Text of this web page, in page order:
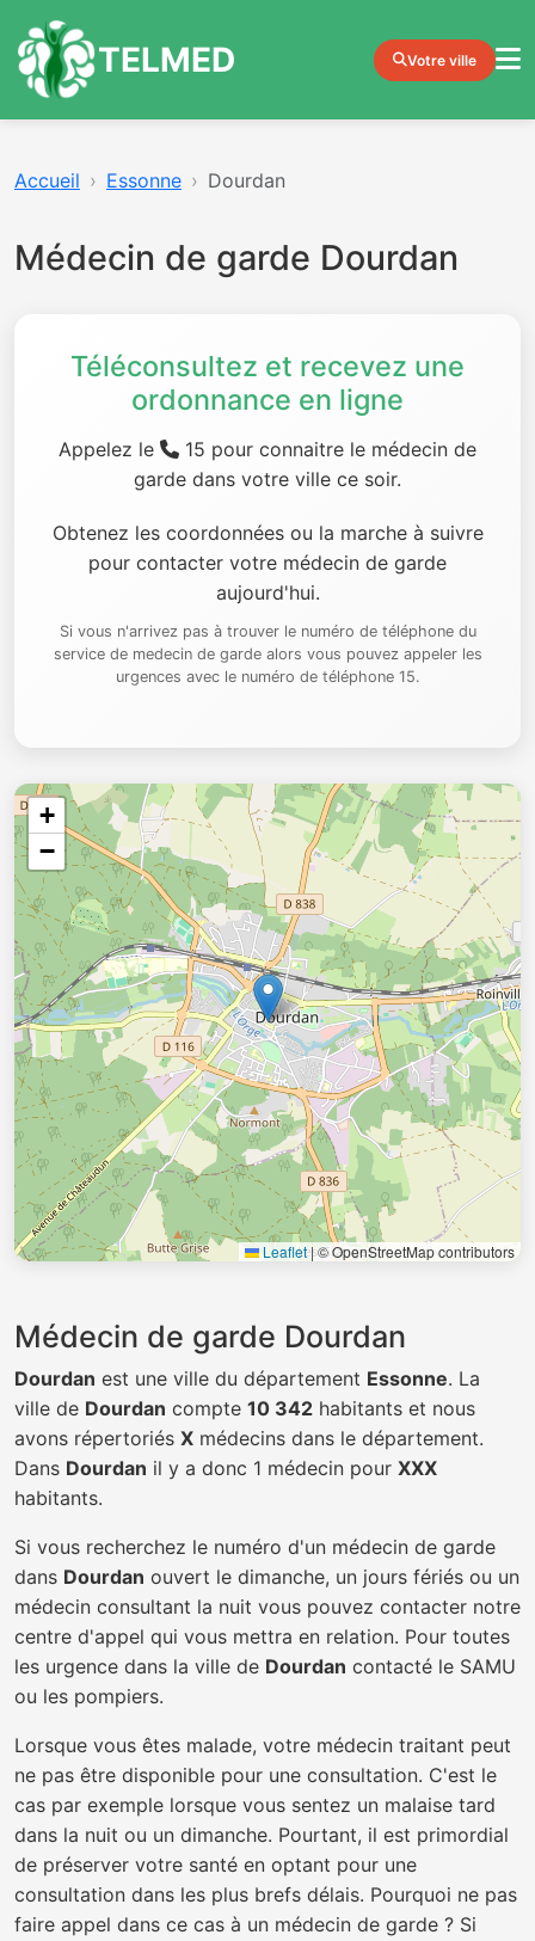
TELMED Votre ville
Accueil Essonne Dourdan
Médecin de garde Dourdan
Téléconsultez et recevez une
ordonnance en ligne
Appelez le
15 pour connaitre le médecin de
garde dans votre ville ce soir.
Obtenez les coordonnées ou la marche à suivre
pour contacter votre médecin de garde
aujourd'hui.
Si vous n'arrivez pas à trouver le numéro de téléphone du
service de medecin de garde alors vous pouvez appeler les
urgences avec le numéro de téléphone 15.
+
−
Leaflet |© OpenStreetMap contributors
Médecin de garde Dourdan
Dourdan est une ville du département Essonne. La
ville de Dourdan compte 10 342 habitants et nous
avons répertoriés X médecins dans le département.
Dans Dourdan il y a donc 1 médecin pour XXX
habitants.
Si vous recherchez le numéro d'un médecin de garde
dans Dourdan ouvert le dimanche, un jours fériés ou un
médecin consultant la nuit vous pouvez contacter notre
centre d'appel qui vous mettra en relation. Pour toutes
les urgence dans la ville de Dourdan contacté le SAMU
ou les pompiers.
Lorsque vous êtes malade, votre médecin traitant peut
ne pas être disponible pour une consultation. C'est le
cas par exemple lorsque vous sentez un malaise tard
dans la nuit ou un dimanche. Pourtant, il est primordial
de préserver votre santé en optant pour une
consultation dans les plus brefs délais. Pourquoi ne pas
faire appel dans ce cas à un médecin de garde ? Si